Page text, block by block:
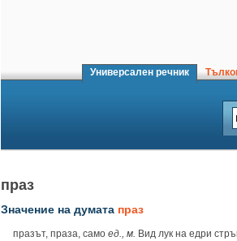
Универсален речник
праз
Значение на думата праз
празът, праза, само ед., м. Вид лук на едри